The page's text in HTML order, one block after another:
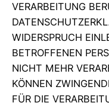
VERARBEITUNG
WIDERSPRUCH
BETROFFENEN
NICHT MEHR
KÖNNEN
FÜR DIE